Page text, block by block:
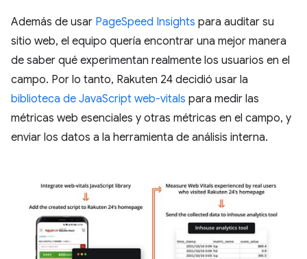
Además de usar PageSpeed Insights para auditar su
sitio web, el equipo quería encontrar una mejor manera
de saber qué experimentan realmente los usuarios en el
campo. Por lo tanto, Rakuten 24 decidió usar la
biblioteca de JavaScript web-vitals para medir las
métricas web esenciales y otras métricas en el campo, y
enviar los datos a la herramienta de análisis interna.